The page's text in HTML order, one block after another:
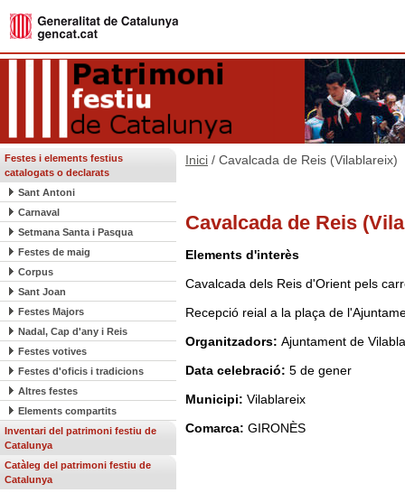
Festes i elements festius
catalogats o declarats
Sant Antoni
Carnaval
Setmana Santa i Pasqua
Festes de maig
Corpus
Sant Joan
Festes Majors
Nadal, Cap d'any i Reis
Festes votives
Festes d'oficis i tradicions
Altres festes
Elements compartits
Inventari del patrimoni festiu de
Catalunya
Catàleg del patrimoni festiu de
Catalunya
Inici / Cavalcada de Reis (Vilablareix)
Cavalcada de Reis
Elements d'interès
Cavalcada dels Reis d'Orient pels
Recepció reial a la plaça de
Organitzadors: Ajuntament de
Data celebració: 5 de gener
Municipi: Vilablareix
Comarca: GIRONÈS